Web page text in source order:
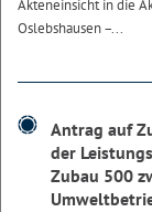
Akteneinsicht in die
Oslebshausen –...
Antrag auf
der
Zubau 500